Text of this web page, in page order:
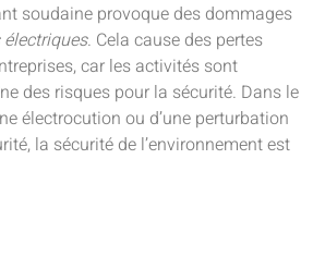
soudaine provoque des dommages
. Cela cause des pertes
car les activités sont
des risques pour la sécurité. Dans le
électrocution ou d’une perturbation
la sécurité de l’environnement est